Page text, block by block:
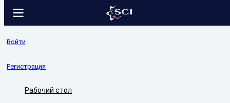
Войти
Регистрация
Рабочий стол